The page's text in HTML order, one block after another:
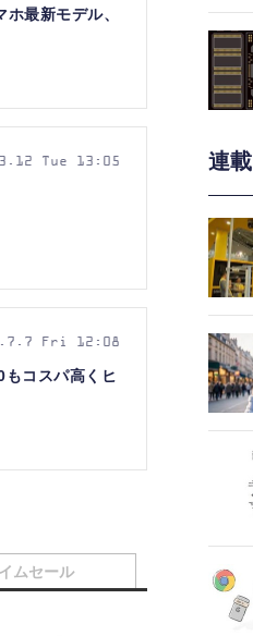
最新モデル、
Tue 13:05
コスパ高くヒ
Fri 12:08
ムセール
連載